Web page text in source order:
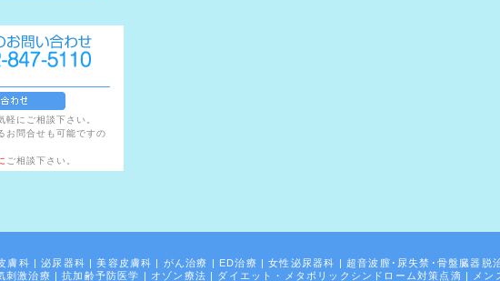
軽にご相談下さい。
お問合せも可能ですの
ご相談下さい。
膚科 | 泌尿器科 | 美容皮膚科 | がん治療 | ED治療 | 女性泌尿器科 | 超音波膣･尿失禁･骨盤臓器脱
刺激治療 | 抗加齢予防医学 | オゾン療法 | ダイエット・メタボリックシンドローム対策点滴 | メン